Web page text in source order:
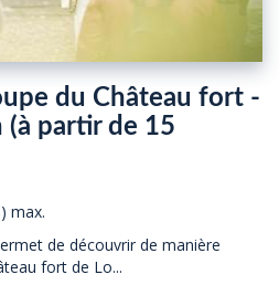
du Château fort -
(à partir de 15
max.
de découvrir de manière
fort de Lo...